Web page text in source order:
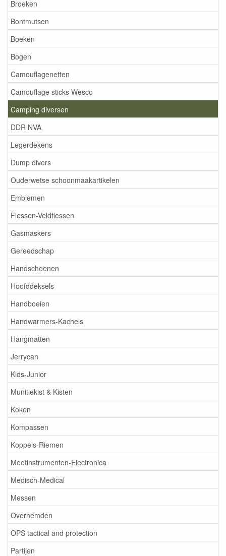
Broeken
Bontmutsen
Boeken
Bogen
Camouflagenetten
Camouflage sticks Wesco
Camping diversen
DDR NVA
Legerdekens
Dump divers
Ouderwetse schoonmaakartikelen
Emblemen
Flessen-Veldflessen
Gasmaskers
Gereedschap
Handschoenen
Hoofddeksels
Handboeien
Handwarmers-Kachels
Hangmatten
Jerrycan
Kids-Junior
Munitiekist & Kisten
Koken
Kompassen
Koppels-Riemen
Meetinstrumenten-Electronica
Medisch-Medical
Messen
Overhemden
OPS tactical and protection
Partijen